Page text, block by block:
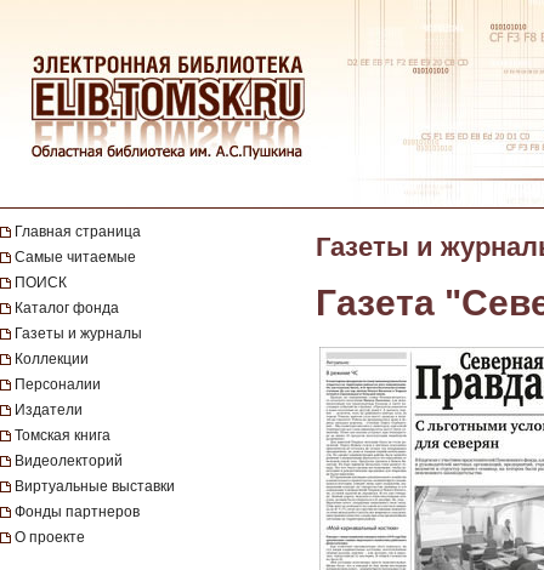
Главная страница
Самые читаемые
ПОИСК
Каталог фонда
Газеты и журналы
Коллекции
Персоналии
Издатели
Томская книга
Видеолекторий
Виртуальные выставки
Фонды партнеров
О проекте
Газеты и
Газета